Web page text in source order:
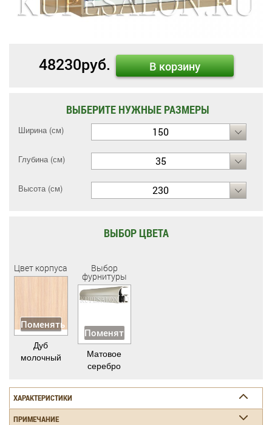
48230руб. В корзину
ВЫБЕРИТЕ НУЖНЫЕ РАЗМЕРЫ
Ширина (см) 150
Глубина (см) 35
Высота (см) 230
ВЫБОР ЦВЕТА
Цвет корпуса
Поменять
Дуб
молочный
Выбор
фурнитуры
Поменять
Матовое
серебро
ХАРАКТЕРИСТИКИ
ПРИМЕЧАНИЕ